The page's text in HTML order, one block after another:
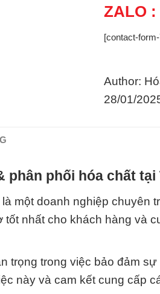
ZALO :
[contact-
Author:
28/01/
phân phối hóa chất tại
một doanh nghiệp chuyên
nhất cho khách hàng và
trọng trong việc bảo đảm
này và cam kết cung cấp